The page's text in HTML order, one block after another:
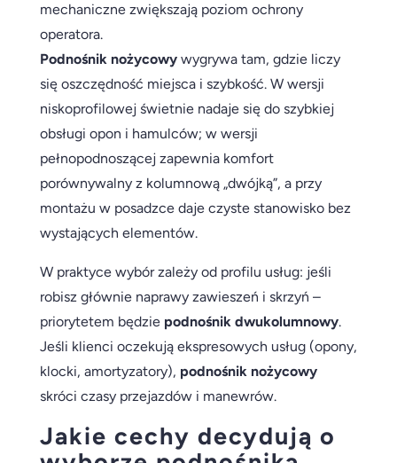
mechaniczne zwiększają poziom ochrony
operatora.
Podnośnik nożycowywygrywa tam, gdzie liczy
się oszczędność miejsca i szybkość. W wersji
niskoprofilowej świetnie nadaje się do szybkiej
obsługi opon i hamulców; w wersji
pełnopodnoszącej zapewnia komfort
porównywalny z kolumnową „dwójką”, a przy
montażu w posadzce daje czyste stanowisko bez
wystających elementów.
W praktyce wybór zależy od profilu usług: jeśli
robisz głównie naprawy zawieszeń i skrzyń –
priorytetem będzie podnośnik dwukolumnowy.
Jeśli klienci oczekują ekspresowych usług (opony,
klocki, amortyzatory), podnośnik nożycowy
skróci czasy przejazdów i manewrów.
Jakie cechy decydują o